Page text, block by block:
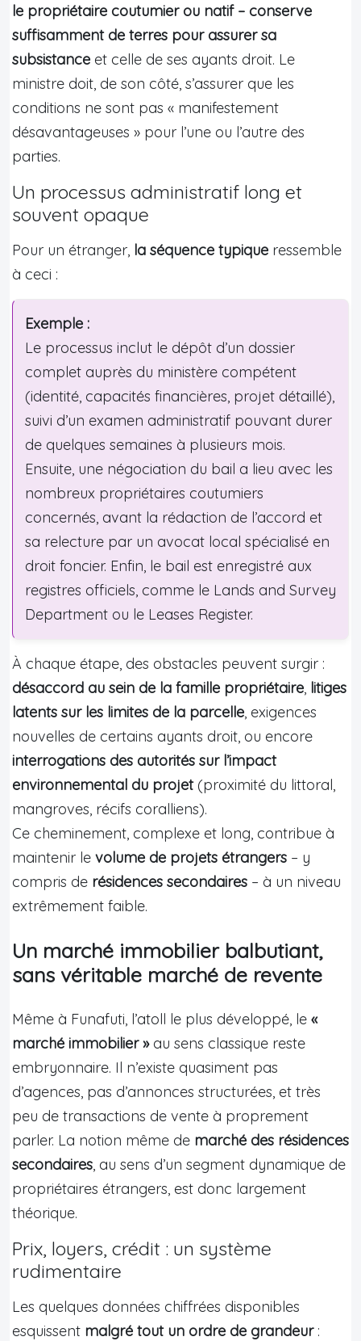
le propriétaire coutumier ou natif – conserve
suffisamment de terres pour assurer sa
subsistance et celle de ses ayants droit. Le
ministre doit, de son côté, s’assurer que les
conditions ne sont pas « manifestement
désavantageuses » pour l’une ou l’autre des
parties.
Un processus administratif long et
souvent opaque
Pour un étranger, la séquence typique ressemble
à ceci :
Exemple :
Le processus inclut le dépôt d’un dossier
complet auprès du ministère compétent
(identité, capacités financières, projet détaillé),
suivi d’un examen administratif pouvant durer
de quelques semaines à plusieurs mois.
Ensuite, une négociation du bail a lieu avec les
nombreux propriétaires coutumiers
concernés, avant la rédaction de l’accord et
sa relecture par un avocat local spécialisé en
droit foncier. Enfin, le bail est enregistré aux
registres officiels, comme le Lands and Survey
Department ou le Leases Register.
À chaque étape, des obstacles peuvent surgir :
désaccord au sein de la famille propriétaire, litiges
latents sur les limites de la parcelle, exigences
nouvelles de certains ayants droit, ou encore
interrogations des autorités sur l’impact
environnemental du projet(proximité du littoral,
mangroves, récifs coralliens).
Ce cheminement, complexe et long, contribue à
maintenir le volume de projets étrangers – y
compris de résidences secondaires – à un niveau
extrêmement faible.
Un marché immobilier balbutiant,
sans véritable marché de revente
Même à Funafuti, l’atoll le plus développé, le «
marché immobilier »au sens classique reste
embryonnaire. Il n’existe quasiment pas
d’agences, pas d’annonces structurées, et très
peu de transactions de vente à proprement
parler. La notion même de marché des résidences
secondaires, au sens d’un segment dynamique de
propriétaires étrangers, est donc largement
théorique.
Prix, loyers, crédit : un système
rudimentaire
Les quelques données chiffrées disponibles
esquissent malgré tout un ordre de grandeur: